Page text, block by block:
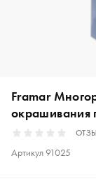
Framar
окрашивания
Артикул 91025